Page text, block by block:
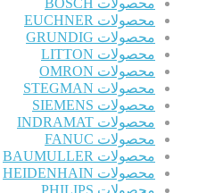
محصولات BOSCH
محصولات EUCHNER
محصولات GRUNDIG
محصولات LITTON
محصولات OMRON
محصولات STEGMAN
محصولات SIEMENS
محصولات INDRAMAT
محصولات FANUC
محصولات BAUMULLER
محصولات HEIDENHAIN